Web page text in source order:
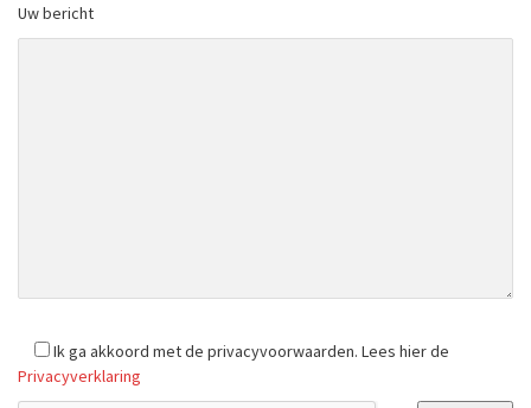
Uw bericht
Ik ga akkoord met de privacyvoorwaarden. Lees hier de
Privacyverklaring